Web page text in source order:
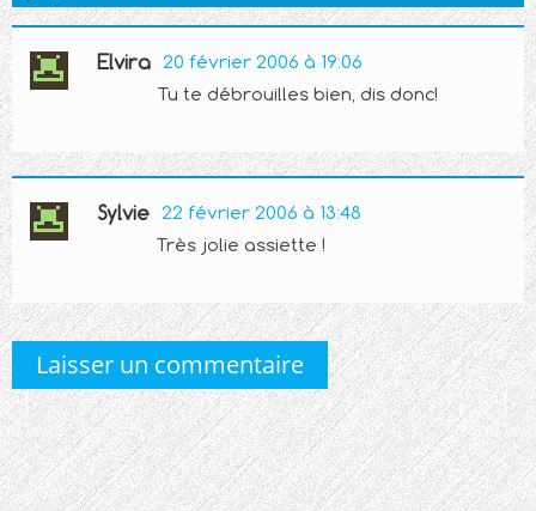
Elvira 20 février 2006 à 19:06
Tu te débrouilles bien, dis donc!
Sylvie 22 février 2006 à 13:48
Très jolie assiette !
Laisser un commentaire